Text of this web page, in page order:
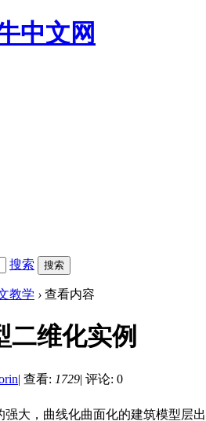
搜索 搜索
教学 › 查看内容
二维化实例
| 查看: 1729| 评论: 0
强大，曲线化曲面化的建筑模型层